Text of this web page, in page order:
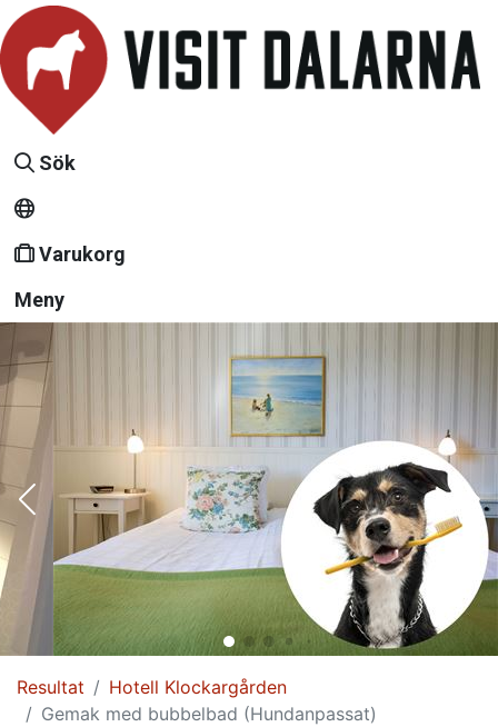
Sök
Varukorg
Meny
Resultat
Hotell Klockargården
Gemak med bubbelbad (Hundanpassat)